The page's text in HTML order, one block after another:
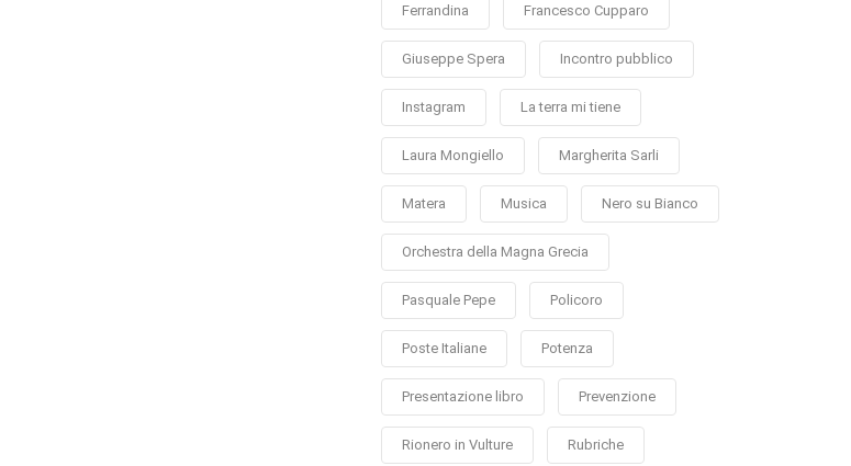
Ferrandina Francesco Cupparo
Giuseppe Spera Incontro pubblico
Instagram La terra mi tiene
Laura Mongiello Margherita Sarli
Matera Musica Nero su Bianco
Orchestra della Magna Grecia
Pasquale Pepe Policoro
Poste Italiane Potenza
Presentazione libro Prevenzione
Rionero in Vulture Rubriche